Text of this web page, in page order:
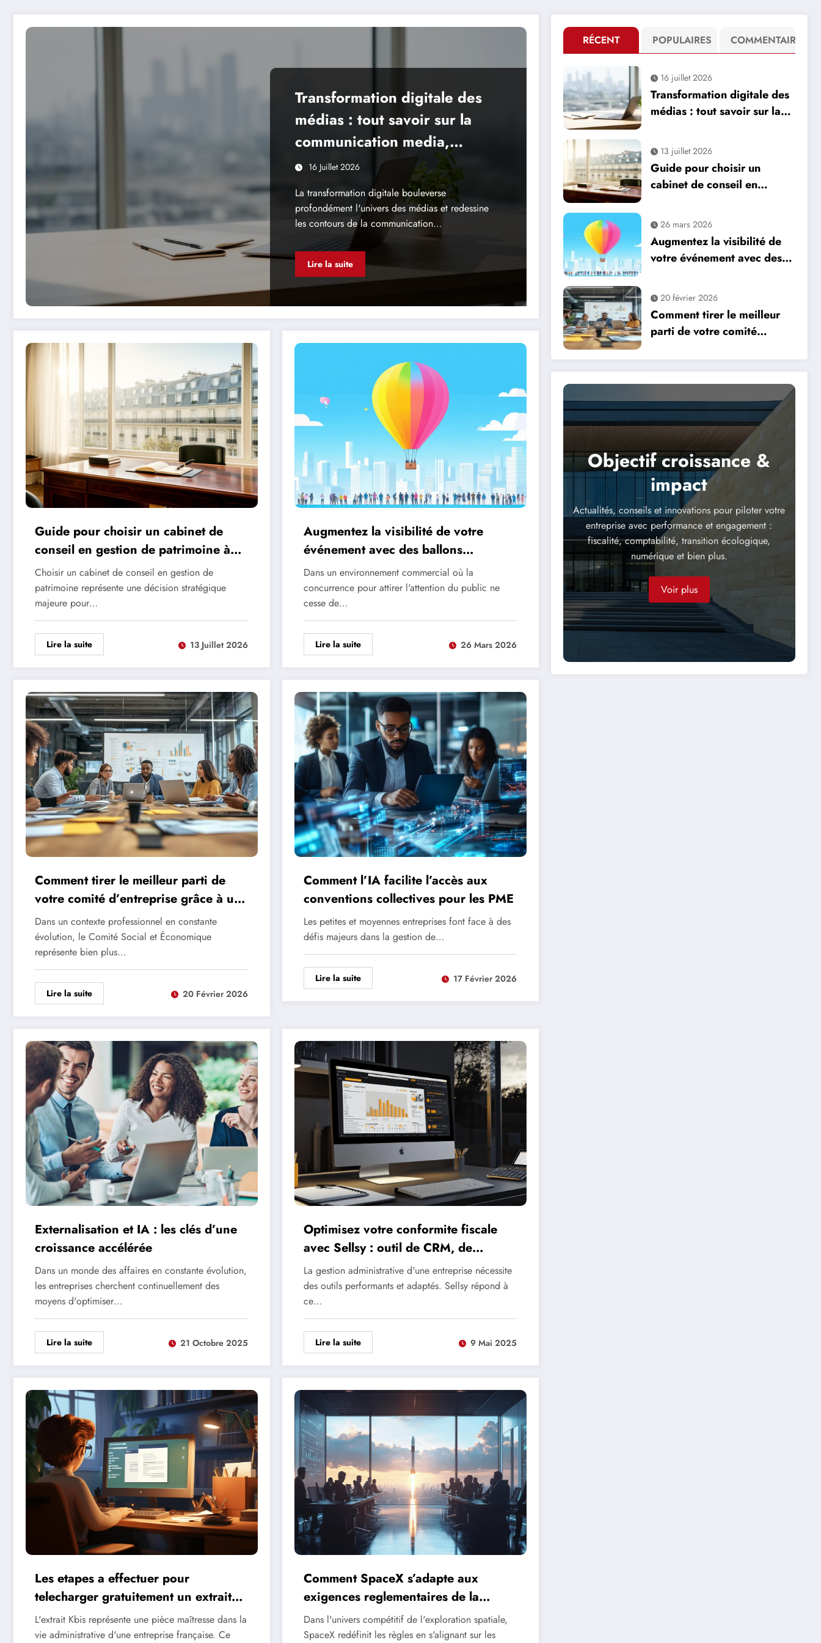
Transformation digitale des
médias : tout savoir sur la
communication media,
avantages comme
inconvénients
16 Juillet 2026
La transformation digitale bouleverse
profondément l'univers des médias et redessine
les contours de la communication…
Lire la suite
Guide pour choisir un cabinet de
conseil en gestion de patrimoine à
Neuilly-sur-Seine
Choisir un cabinet de conseil en gestion de
patrimoine représente une décision stratégique
majeure pour…
Lire la suite 13 Juillet 2026
Augmentez la visibilité de votre
événement avec des ballons
publicitaires géants personnalisés
Dans un environnement commercial où la
concurrence pour attirer l'attention du public ne
cesse de…
Lire la suite 26 Mars 2026
Comment tirer le meilleur parti de
votre comité d’entreprise grâce à une
communication transparente avec les
partenaires sociaux ?
Dans un contexte professionnel en constante
évolution, le Comité Social et Économique
représente bien plus…
Lire la suite 20 Février 2026
Comment l’IA facilite l’accès aux
conventions collectives pour les PME
Les petites et moyennes entreprises font face à des
défis majeurs dans la gestion de…
Lire la suite 17 Février 2026
Externalisation et IA : les clés d’une
croissance accélérée
Dans un monde des affaires en constante évolution,
les entreprises cherchent continuellement des
moyens d'optimiser…
Lire la suite 21 Octobre 2025
Optimisez votre conformite fiscale
avec Sellsy : outil de CRM, de
facturation et de comptabilite
La gestion administrative d'une entreprise nécessite
des outils performants et adaptés. Sellsy répond à
ce…
Lire la suite 9 Mai 2025
Les etapes a effectuer pour
telecharger gratuitement un extrait
Kbis : protegez vos donnees
confidentielles
L'extrait Kbis représente une pièce maîtresse dans la
vie administrative d'une entreprise française. Ce
Comment SpaceX s’adapte aux
exigences reglementaires de la
NASA
Dans l'univers compétitif de l'exploration spatiale,
SpaceX redéfinit les règles en s'alignant sur les
RÉCENT POPULAIRES COMMENTAIRE
16 juillet 2026
Transformation digitale des
médias : tout savoir sur la
avantages comme
inconvénients
13 juillet 2026
Guide pour choisir un
cabinet de conseil en
Neuilly-sur-Seine
26 mars 2026
Augmentez la visibilité de
votre événement avec des
personnalisés
20 février 2026
Comment tirer le meilleur
parti de votre comité
communication
transparente avec les
partenaires sociaux ?
Objectif croissance &
impact
Actualités, conseils et innovations pour piloter votre
entreprise avec performance et engagement :
fiscalité, comptabilité, transition écologique,
numérique et bien plus.
Voir plus